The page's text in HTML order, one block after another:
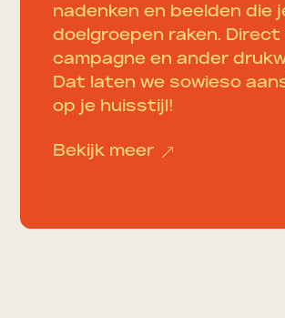
nadenken en beelden die
doelgroepen raken. Direct
campagne en ander
Dat laten we sowieso
op je huisstijl!
Bekijk meer &